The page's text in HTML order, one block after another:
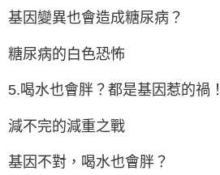
基因變異也會造成糖尿病？
糖尿病的白色恐怖
5.喝水也會胖？都是基因惹的禍！
減不完的減重之戰
基因不對，喝水也會胖？